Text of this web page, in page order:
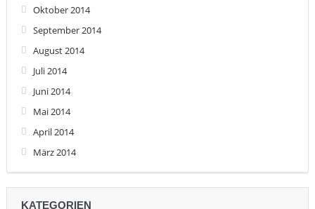
Oktober 2014
September 2014
August 2014
Juli 2014
Juni 2014
Mai 2014
April 2014
März 2014
KATEGORIEN